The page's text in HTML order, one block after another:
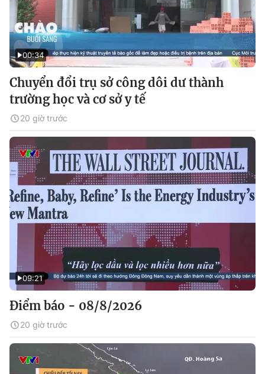
00:34
Chuyển đổi trụ sở công dôi dư thành
trường học và cơ sở y tế
20 giờ trước
09:21
Điểm báo - 08/8/2026
20 giờ trước